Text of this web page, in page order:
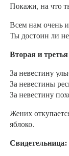
Покажи, на что
Всем нам очень
Ты достоин ли
Вторая и
За невестину
За невестины
За невестину
Жених
яблоко.
Свидетельница: